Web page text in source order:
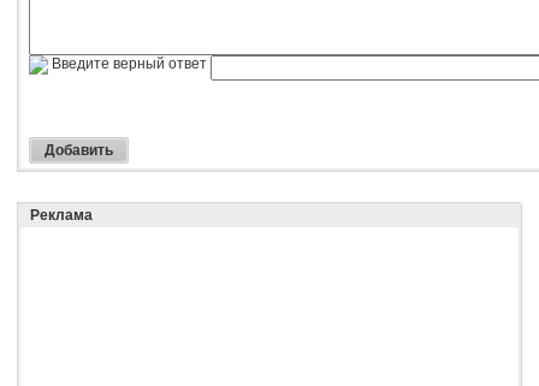
Введите верный ответ
Реклама